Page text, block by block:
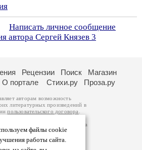
Написать личное сообщение
автора Сергей Князев 3
файлы cookie
работы сайта.
Рецензии Поиск
Магазин
О портале Стихи.ру Проза.ру
авторам возможность
литературных произведений в
пользовательского договора
принадлежат авторам
произведений возможна
к которому вы можете
странице. Ответственность за
несут самостоятельно на